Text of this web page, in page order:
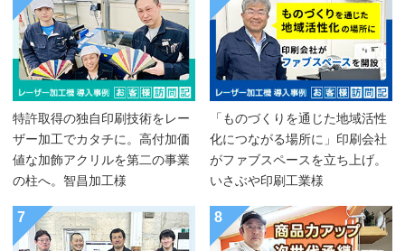
特許取得の独自印刷技術をレー
ザー加工でカタチに。高付加価
値な加飾アクリルを第二の事業
の柱へ。智昌加工様
「ものづくりを通じた地域活性
化につながる場所に」印刷会社
がファブスペースを立ち上げ。
いさぶや印刷工業様
7 8